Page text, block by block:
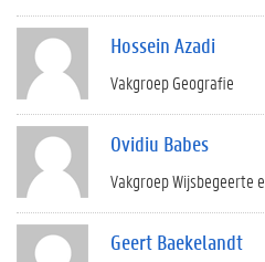
Hossein Azadi
Vakgroep Geografie
Ovidiu Babes
Vakgroep Wijsbegeerte
Geert Baekelandt